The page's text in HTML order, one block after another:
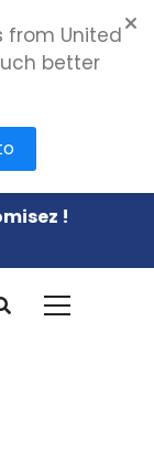
!
from United
better